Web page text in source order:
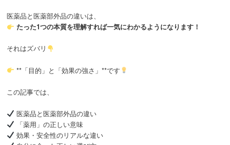
医薬品と医薬部外品の違いは、
たった1つの本質を理解すれば一気にわかるようになります！
それはズバリ
**「目的」と「効果の強さ」**です
この記事では、
医薬品と医薬部外品の違い
「薬用」の正しい意味
効果・安全性のリアルな違い